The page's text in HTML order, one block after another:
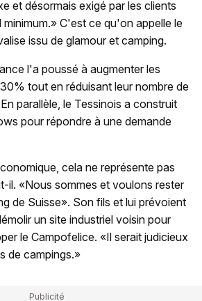
et désormais exigé par les clients
C'est ce qu'on appelle le
issu de glamour et camping.
l'a poussé à augmenter les
tout en réduisant leur nombre de
parallèle, le Tessinois a construit
pour répondre à une demande
cela ne représente pas
il. «Nous sommes et voulons rester
de Suisse». Son fils et lui prévoient
un site industriel voisin pour
le Campofelice. «Il serait judicieux
de campings.»